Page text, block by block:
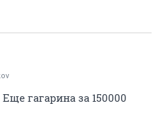
гагарина за 150000